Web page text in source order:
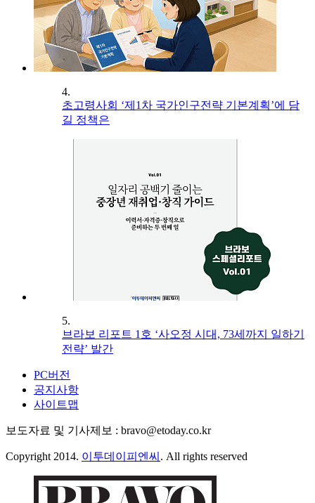
4.
초고령사회 ‘제1차 국가인구전략 기본계획’에 담
길 정책은
5.
브라보 리포트 1호 ‘사오정 시대, 73세까지 일하기
전략’ 발간
PC버전
공지사항
사이트맵
보도자료 및 기사제보 : bravo@etoday.co.kr
Copyright 2014. 이투데이피엔씨 . All rights reserved